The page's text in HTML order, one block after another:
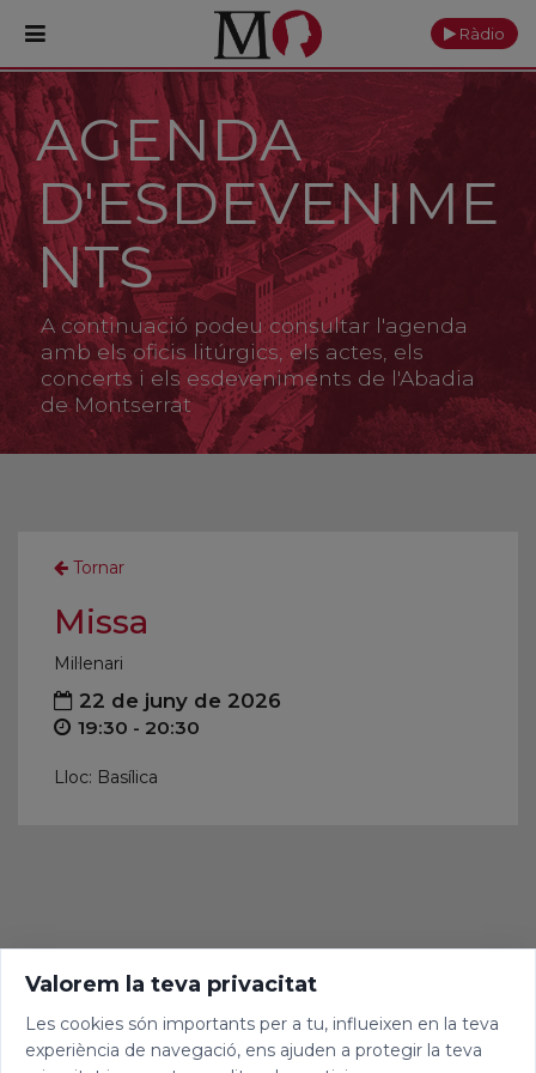
PORTADA
Monestir
Cultura
Actualitat
Fundació
Visita'ns
Ofrenes
Ràdio
AGENDA
D'ESDEVENIME
NTS
A continuació podeu consultar l'agenda
amb els oficis litúrgics, els actes, els
concerts i els esdeveniments de l'Abadia
de Montserrat
Tornar
Missa
Mil·lenari
22 de juny de 2026
19:30 - 20:30
Lloc: Basílica
Valorem la teva privacitat
Les cookies són importants per a tu, influeixen en la teva
experiència de navegació, ens ajuden a protegir la teva